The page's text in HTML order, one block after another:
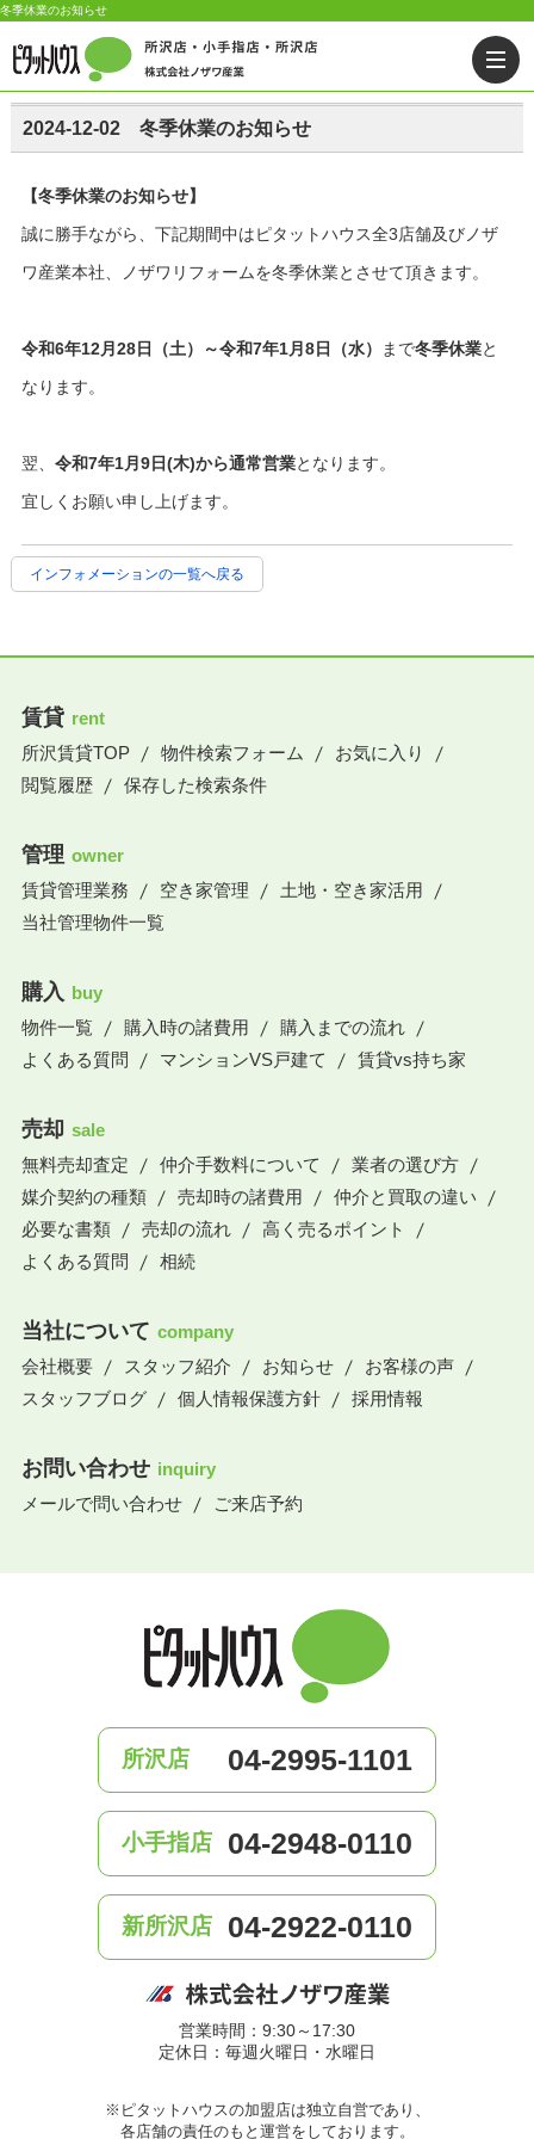
冬季休業のお知らせ
2024-12-02 冬季休業のお知らせ
【冬季休業のお知らせ】
誠に勝手ながら、下記期間中はピタットハウス全3店舗及びノザ
ワ産業本社、ノザワリフォームを冬季休業とさせて頂きます。
令和6年12月28日（土）～令和7年1月8日（水） まで冬季休業と
なります。
翌、 令和7年1月9日(木)から通常営業となります。
宜しくお願い申し上げます。
インフォメーションの一覧へ戻る
賃貸 rent
所沢賃貸TOP
物件検索フォーム
お気に入り
閲覧履歴
保存した検索条件
管理 owner
賃貸管理業務
空き家管理
土地・空き家活用
当社管理物件一覧
購入 buy
物件一覧
購入時の諸費用
購入までの流れ
よくある質問
マンションVS戸建て 賃貸vs持ち家
売却 sale
無料売却査定
仲介手数料について
業者の選び方
媒介契約の種類
売却時の諸費用
仲介と買取の違い
必要な書類
売却の流れ
高く売るポイント
よくある質問
相続
当社について company
会社概要
スタッフ紹介 お知らせ
お客様の声
スタッフブログ
個人情報保護方針 採用情報
お問い合わせ inquiry
メールで問い合わせ
ご来店予約
所沢店 04-2995-1101
小手指店 04-2948-0110
新所沢店 04-2922-0110
営業時間：9:30～17:30
定休日：毎週火曜日・水曜日
※ピタットハウスの加盟店は独立自営であり、
各店舗の責任のもと運営をしております。